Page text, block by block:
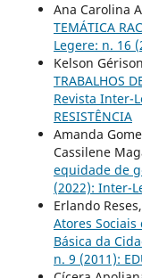
Ana Carolina
TEMÁTICA
Legere: n. 16
Kelson
TRABALHOS
Revista Inter-
RESISTÊNCIA
Amanda
Cassilene
equidade de
(2022): Inter-
Erlando Reses,
Atores
Básica da
n. 9 (2011):